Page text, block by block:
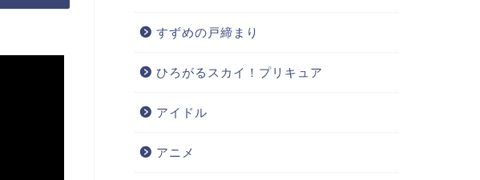
すずめの戸締まり
ひろがるスカイ！プリキュア
アイドル
アニメ